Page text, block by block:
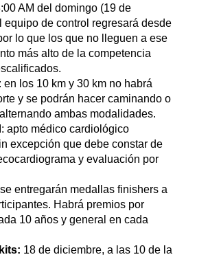
AM del domingo (19 de
equipo de control regresará desde
lo que los que no lleguen a ese
más alto de la competencia
en los 10 km y 30 km no habrá
y se podrán hacer caminando o
ambas modalidades.
apto médico cardiológico
excepción que debe constar de
y evaluación por
entregarán medallas finishers a
Habrá premios por
10 años y general en cada
18 de diciembre, a las 10 de la